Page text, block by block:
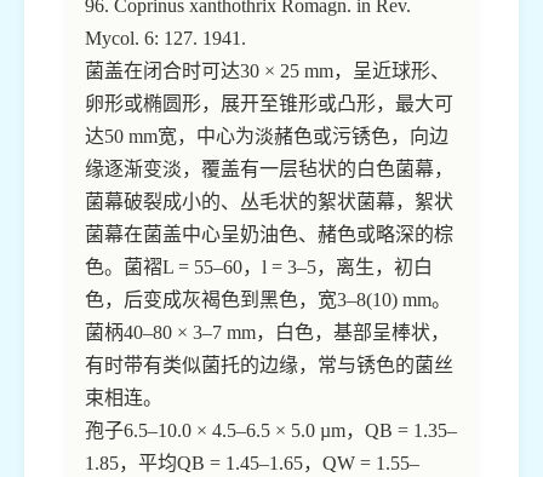
96. Coprinus xanthothrix Romagn. in Rev.
Mycol. 6: 127. 1941.
菌盖在闭合时可达30 × 25 mm，呈近球形、
卵形或椭圆形，展开至锥形或凸形，最大可
达50 mm宽，中心为淡赭色或污锈色，向边
缘逐渐变淡，覆盖有一层毡状的白色菌幕，
菌幕破裂成小的、丛毛状的絮状菌幕，絮状
菌幕在菌盖中心呈奶油色、赭色或略深的棕
色。菌褶L = 55–60，l = 3–5，离生，初白
色，后变成灰褐色到黑色，宽3–8(10) mm。
菌柄40–80 × 3–7 mm，白色，基部呈棒状，
有时带有类似菌托的边缘，常与锈色的菌丝
束相连。
孢子6.5–10.0 × 4.5–6.5 × 5.0 µm，QB = 1.35–
1.85，平均QB = 1.45–1.65，QW = 1.55–